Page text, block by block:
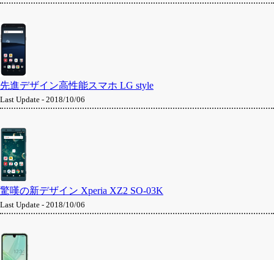
先進デザイン高性能スマホ LG style
Last Update - 2018/10/06
驚嘆の新デザイン Xperia XZ2 SO-03K
Last Update - 2018/10/06